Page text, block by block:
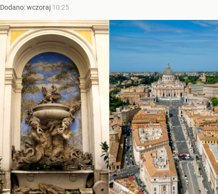
Dodano:wczoraj 10:25